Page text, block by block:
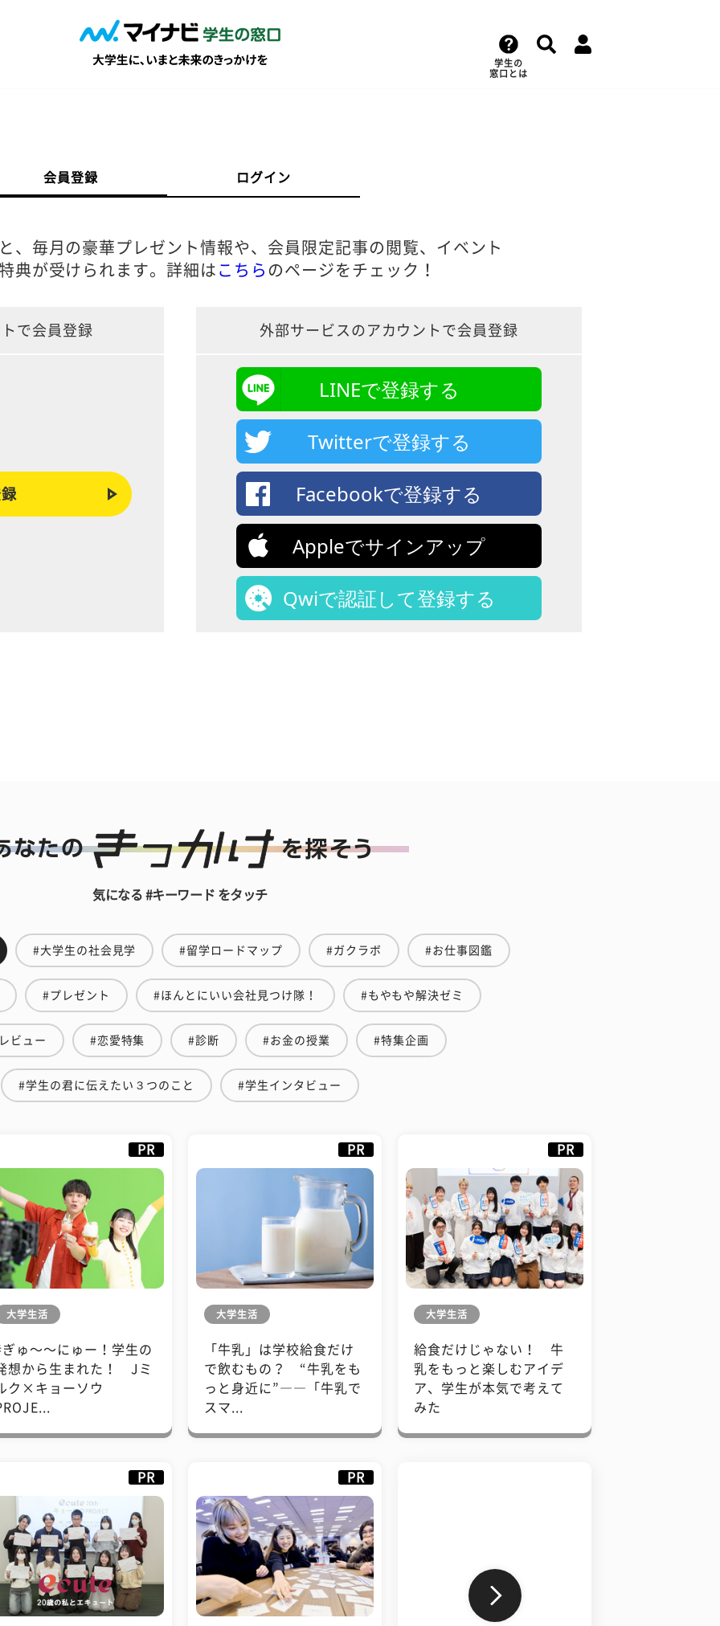
学生の
窓口とは
会員登録 ログイン
、毎月の豪華プレゼント情報や、会員限定記事の閲覧、イベント
典が受けられます。詳細は こちら のページをチェック！
で会員登録 外部サービスのアカウントで会員登録
LINEで登録する
Twitterで登録する
Facebookで登録する
Appleでサインアップ
Qwiで認証して登録する
気になる #キーワード をタッチ
#大学生の社会見学 #留学ロードマップ #ガクラボ #お仕事図鑑
#プレゼント #ほんとにいい会社見つけ隊！ #もやもや解決ゼミ
ビュー #恋愛特集 #診断 #お金の授業 #特集企画
#学生の君に伝えたい３つのこと #学生インタビュー
PR
大学生活
ぎゅ〜〜にゅー！学生の
想から生まれた！ Jミ
ク×キョーソウ
PR
大学生活
「牛乳」は学校給食だけ
で飲むもの？ “牛乳をも
っと身近に”――「牛乳で
スマ...
PR
大学生活
給食だけじゃない！ 牛
乳をもっと楽しむアイデ
ア、学生が本気で考えて
みた
PR PR